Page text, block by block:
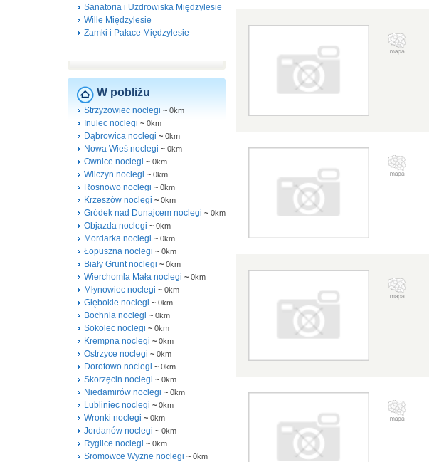
Sanatoria i Uzdrowiska Międzylesie
Wille Międzylesie
Zamki i Pałace Międzylesie
W pobliżu
Strzyżowiec noclegi ~ 0km
Inulec noclegi ~ 0km
Dąbrowica noclegi ~ 0km
Nowa Wieś noclegi ~ 0km
Ownice noclegi ~ 0km
Wilczyn noclegi ~ 0km
Rosnowo noclegi ~ 0km
Krzeszów noclegi ~ 0km
Gródek nad Dunajcem noclegi ~ 0km
Objazda noclegi ~ 0km
Mordarka noclegi ~ 0km
Łopuszna noclegi ~ 0km
Biały Grunt noclegi ~ 0km
Wierchomla Mała noclegi ~ 0km
Młynowiec noclegi ~ 0km
Głębokie noclegi ~ 0km
Bochnia noclegi ~ 0km
Sokolec noclegi ~ 0km
Krempna noclegi ~ 0km
Ostrzyce noclegi ~ 0km
Dorotowo noclegi ~ 0km
Skorzęcin noclegi ~ 0km
Niedamirów noclegi ~ 0km
Lubliniec noclegi ~ 0km
Wronki noclegi ~ 0km
Jordanów noclegi ~ 0km
Ryglice noclegi ~ 0km
Sromowce Wyżne noclegi ~ 0km